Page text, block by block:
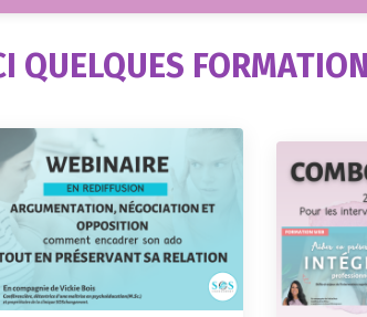
QUELQUES